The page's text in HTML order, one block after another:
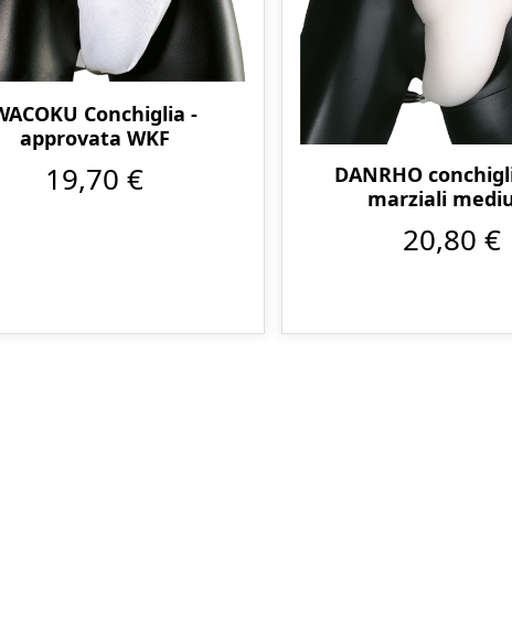
Conchiglia -
approvata WKF
19,70 €
DANRHO
marziali
20,80 €